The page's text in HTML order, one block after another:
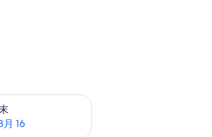
月 16
：8月 14 - 8月 16